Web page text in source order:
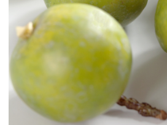
Доставка и оплата
Вопросы и ответы
Контакты
Новости
Статьи